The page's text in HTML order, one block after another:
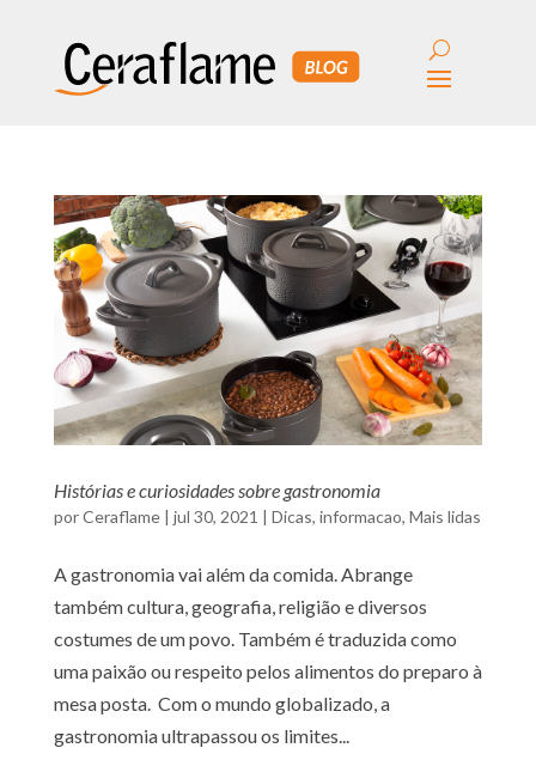
Histórias e curiosidades sobre gastronomia
porCeraflame| jul 30, 2021 | Dicas, informacao, Mais lidas
A gastronomia vai além da comida. Abrange
também cultura, geografia, religião e diversos
costumes de um povo. Também é traduzida como
uma paixão ou respeito pelos alimentos do preparo à
mesa posta. Com o mundo globalizado, a
gastronomia ultrapassou os limites...